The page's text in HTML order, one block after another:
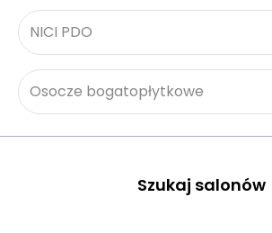
NICI PDO
Osocze bogatopłytkowe
Szukaj salonów